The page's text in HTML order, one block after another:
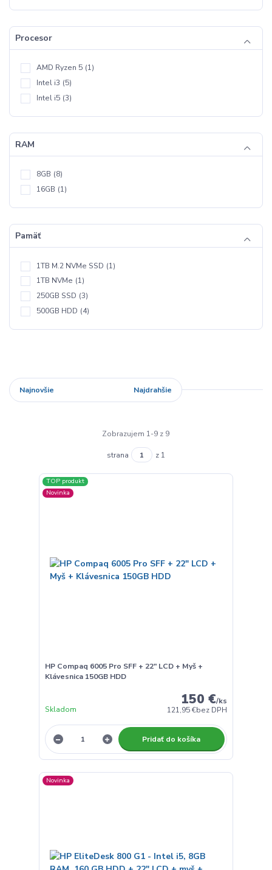
Procesor
AMD Ryzen 5 (1)
Intel i3 (5)
Intel i5 (3)
RAM
8GB (8)
16GB (1)
Pamäť
1TB M.2 NVMe SSD (1)
1TB NVMe (1)
250GB SSD (3)
500GB HDD (4)
Najnovšie Najdrahšie
Zobrazujem 1-9 z 9
strana z 1
TOP produkt
Novinka
HP Compaq 6005 Pro SFF + 22" LCD + Myš +
Klávesnica 150GB HDD
150 €/ks
121,95 €bez DPH
Skladom
Pridať do košíka
Novinka